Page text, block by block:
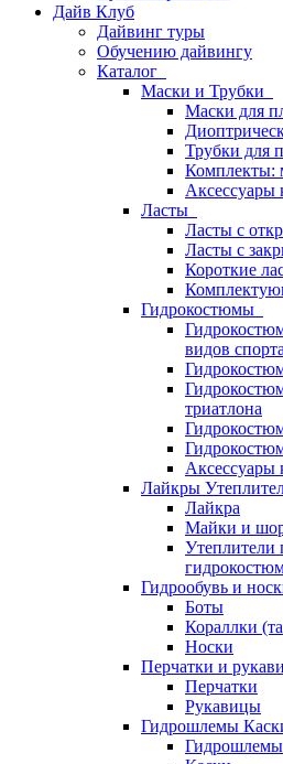
Дайв Клуб
Дайвинг туры
Обучению дайвингу
Каталог
Маски и Трубки
Маски для
Трубки для
Комплекты:
Аксессуары
Ласты
Ласты с
Ласты с
Короткие
Гидрокостюмы
видов спорта
триатлона
Аксессуары
Лайкры
Лайкра
Майки и
Утеплители
Гидрообувь и
Боты
Кораллки
Носки
Перчатки и
Перчатки
Рукавицы
Гидрошлемы
Гидрошлемы